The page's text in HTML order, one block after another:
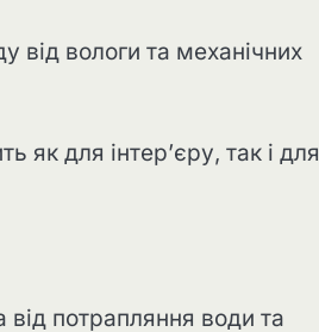
від вологи та механічних
як для інтер’єру, так і для
від потрапляння води та